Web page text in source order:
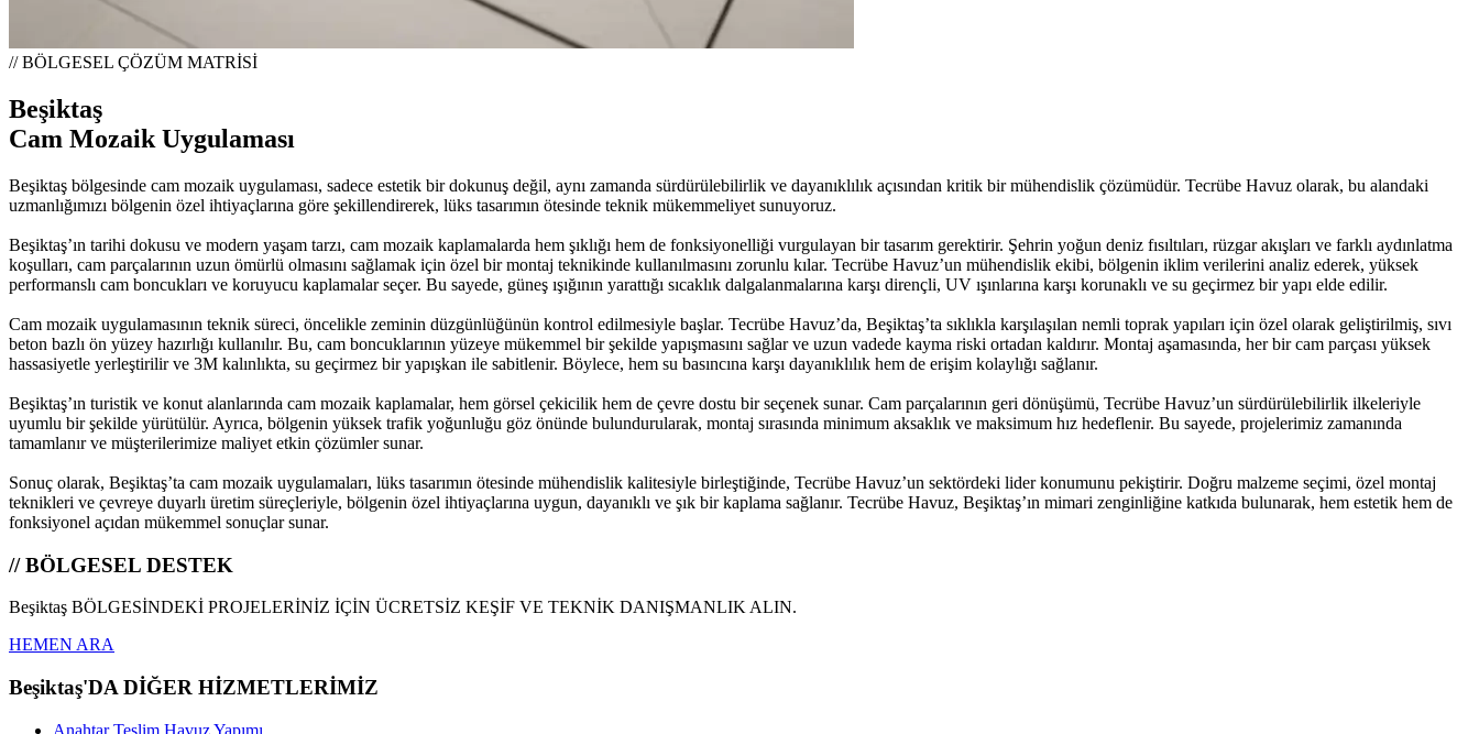
// BÖLGESEL ÇÖZÜM MATRİSİ
Beşiktaş
Cam Mozaik Uygulaması
Beşiktaş bölgesinde cam mozaik uygulaması, sadece estetik bir dokunuş değil, aynı zamanda sürdürülebilirlik ve dayanıklılık açısından kritik bir mühendislik çözümüdür. Tecrübe Havuz olarak, bu alandaki
uzmanlığımızı bölgenin özel ihtiyaçlarına göre şekillendirerek, lüks tasarımın ötesinde teknik mükemmeliyet sunuyoruz.
Beşiktaş’ın tarihi dokusu ve modern yaşam tarzı, cam mozaik kaplamalarda hem şıklığı hem de fonksiyonelliği vurgulayan bir tasarım gerektirir. Şehrin yoğun deniz fısıltıları, rüzgar akışları ve farklı aydınlatma
koşulları, cam parçalarının uzun ömürlü olmasını sağlamak için özel bir montaj teknikinde kullanılmasını zorunlu kılar. Tecrübe Havuz’un mühendislik ekibi, bölgenin iklim verilerini analiz ederek, yüksek
performanslı cam boncukları ve koruyucu kaplamalar seçer. Bu sayede, güneş ışığının yarattığı sıcaklık dalgalanmalarına karşı dirençli, UV ışınlarına karşı korunaklı ve su geçirmez bir yapı elde edilir.
Cam mozaik uygulamasının teknik süreci, öncelikle zeminin düzgünlüğünün kontrol edilmesiyle başlar. Tecrübe Havuz’da, Beşiktaş’ta sıklıkla karşılaşılan nemli toprak yapıları için özel olarak geliştirilmiş, sıvı
beton bazlı ön yüzey hazırlığı kullanılır. Bu, cam boncuklarının yüzeye mükemmel bir şekilde yapışmasını sağlar ve uzun vadede kayma riski ortadan kaldırır. Montaj aşamasında, her bir cam parçası yüksek
hassasiyetle yerleştirilir ve 3M kalınlıkta, su geçirmez bir yapışkan ile sabitlenir. Böylece, hem su basıncına karşı dayanıklılık hem de erişim kolaylığı sağlanır.
Beşiktaş’ın turistik ve konut alanlarında cam mozaik kaplamalar, hem görsel çekicilik hem de çevre dostu bir seçenek sunar. Cam parçalarının geri dönüşümü, Tecrübe Havuz’un sürdürülebilirlik ilkeleriyle
uyumlu bir şekilde yürütülür. Ayrıca, bölgenin yüksek trafik yoğunluğu göz önünde bulundurularak, montaj sırasında minimum aksaklık ve maksimum hız hedeflenir. Bu sayede, projelerimiz zamanında
tamamlanır ve müşterilerimize maliyet etkin çözümler sunar.
Sonuç olarak, Beşiktaş’ta cam mozaik uygulamaları, lüks tasarımın ötesinde mühendislik kalitesiyle birleştiğinde, Tecrübe Havuz’un sektördeki lider konumunu pekiştirir. Doğru malzeme seçimi, özel montaj
teknikleri ve çevreye duyarlı üretim süreçleriyle, bölgenin özel ihtiyaçlarına uygun, dayanıklı ve şık bir kaplama sağlanır. Tecrübe Havuz, Beşiktaş’ın mimari zenginliğine katkıda bulunarak, hem estetik hem de
fonksiyonel açıdan mükemmel sonuçlar sunar.
// BÖLGESEL DESTEK
Beşiktaş BÖLGESİNDEKİ PROJELERİNİZ İÇİN ÜCRETSİZ KEŞİF VE TEKNİK DANIŞMANLIK ALIN.
HEMEN ARA
Beşiktaş'DA DİĞER HİZMETLERİMİZ
Anahtar Teslim Havuz Yapımı